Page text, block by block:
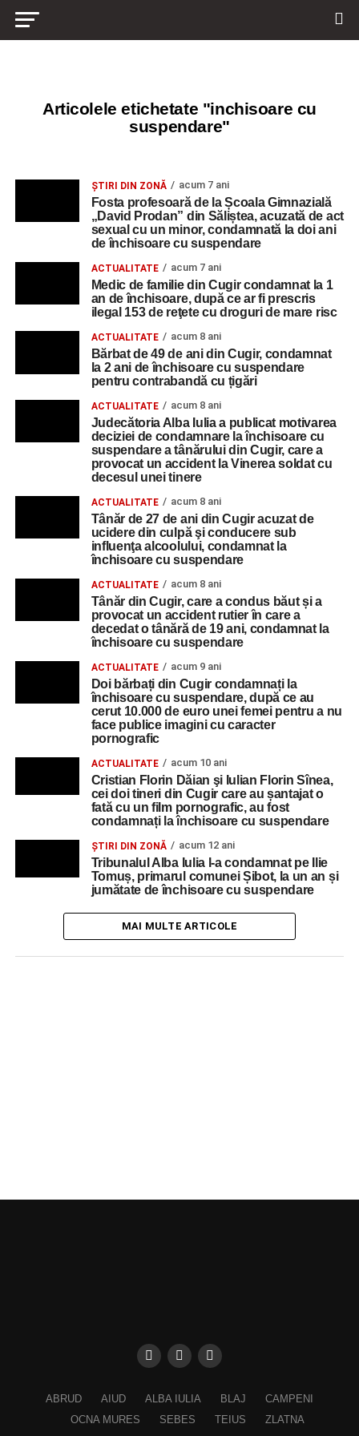
Articolele etichetate "inchisoare cu
suspendare"
ŞTIRI DIN ZONĂ acum 7 ani
Fosta profesoară de la Școala Gimnazială
„David Prodan” din Săliștea, acuzată de act
sexual cu un minor, condamnată la doi ani
de închisoare cu suspendare
ACTUALITATE acum 7 ani
Medic de familie din Cugir condamnat la 1
an de închisoare, după ce ar fi prescris
ilegal 153 de reţete cu droguri de mare risc
ACTUALITATE acum 8 ani
Bărbat de 49 de ani din Cugir, condamnat
la 2 ani de închisoare cu suspendare
pentru contrabandă cu țigări
ACTUALITATE acum 8 ani
Judecătoria Alba Iulia a publicat motivarea
deciziei de condamnare la închisoare cu
suspendare a tânărului din Cugir, care a
provocat un accident la Vinerea soldat cu
decesul unei tinere
ACTUALITATE acum 8 ani
Tânăr de 27 de ani din Cugir acuzat de
ucidere din culpă şi conducere sub
influenţa alcoolului, condamnat la
închisoare cu suspendare
ACTUALITATE acum 8 ani
Tânăr din Cugir, care a condus băut și a
provocat un accident rutier în care a
decedat o tânără de 19 ani, condamnat la
închisoare cu suspendare
ACTUALITATE acum 9 ani
Doi bărbați din Cugir condamnați la
închisoare cu suspendare, după ce au
cerut 10.000 de euro unei femei pentru a nu
face publice imagini cu caracter
pornografic
ACTUALITATE acum 10 ani
Cristian Florin Dăian şi Iulian Florin Sînea,
cei doi tineri din Cugir care au șantajat o
fată cu un film pornografic, au fost
condamnați la închisoare cu suspendare
ŞTIRI DIN ZONĂ acum 12 ani
Tribunalul Alba Iulia l-a condamnat pe Ilie
Tomuș, primarul comunei Șibot, la un an și
jumătate de închisoare cu suspendare
MAI MULTE ARTICOLE
ABRUD AIUD ALBA IULIA BLAJ
CAMPENI
OCNA MURES
SEBES TEIUS
ZLATNA